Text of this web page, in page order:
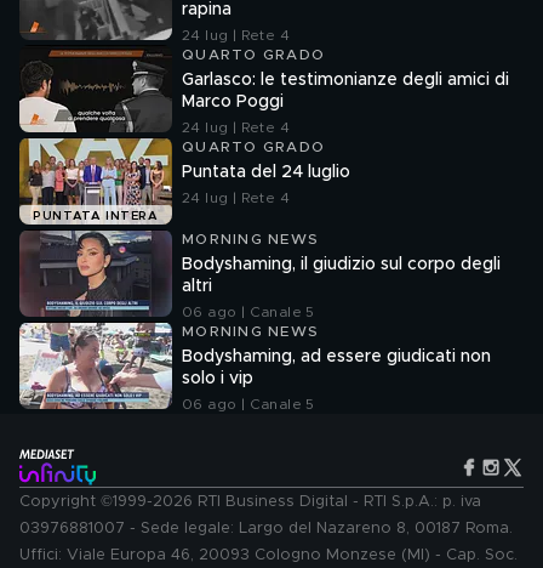
rapina
24 lug | Rete 4
QUARTO GRADO
Garlasco: le testimonianze degli amici di
Marco Poggi
24 lug | Rete 4
PUNTATA INTERA
QUARTO GRADO
Puntata del 24 luglio
24 lug | Rete 4
MORNING NEWS
Bodyshaming, il giudizio sul corpo degli
altri
06 ago | Canale 5
MORNING NEWS
Bodyshaming, ad essere giudicati non
solo i vip
06 ago | Canale 5
Copyright ©1999-2026 RTI Business Digital - RTI S.p.A.: p. iva
03976881007 - Sede legale: Largo del Nazareno 8, 00187 Roma.
Uffici: Viale Europa 46, 20093 Cologno Monzese (MI) - Cap. Soc.